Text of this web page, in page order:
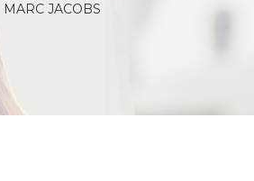
MARC JACOBS